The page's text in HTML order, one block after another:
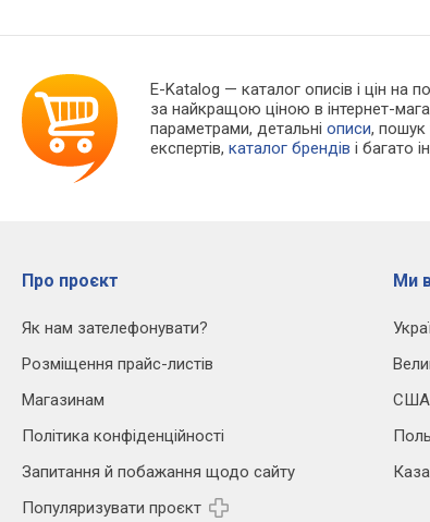
E-Katalog — каталог описів і цін на
за найкращою ціною в інтернет-
параметрами, детальніописи,
експертів,каталог брендів і багато
Про проєкт
Як нам зателефонувати?
Розміщення прайс-листів
Магазинам
Політика конфіденційності
Запитання й побажання щодо сайту
Популяризувати проєкт
Ми
США